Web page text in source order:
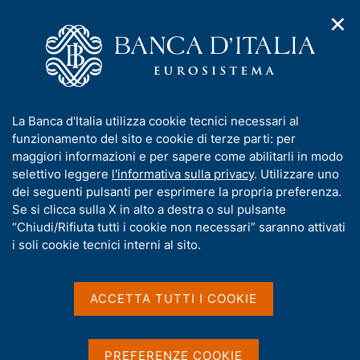
n
u
d
i
n
a
v
i
g
a
o
m
g
e
e
l
s
t
Pubblicazioni
Riquadri pubblicati nel
Bollettino Economico
Condividi
✕
I
n
f
o
r
m
a
t
La Banca d'Italia utilizza cookie tecnici necessari al
funzionamento del sito e cookie di terze parti: per
maggiori informazioni e per sapere come abilitarli in modo
selettivo leggere l'informativa sulla privacy. Utilizzare uno
dei seguenti pulsanti per esprimere la propria preferenza.
Se si clicca sulla X in alto a destra o sul pulsante
“Chiudi/Rifiuta tutti i cookie non necessari” saranno attivati
i soli cookie tecnici interni al sito.
ACCETTA TUTTI I COOKIE
PREFERENZE COOKIE